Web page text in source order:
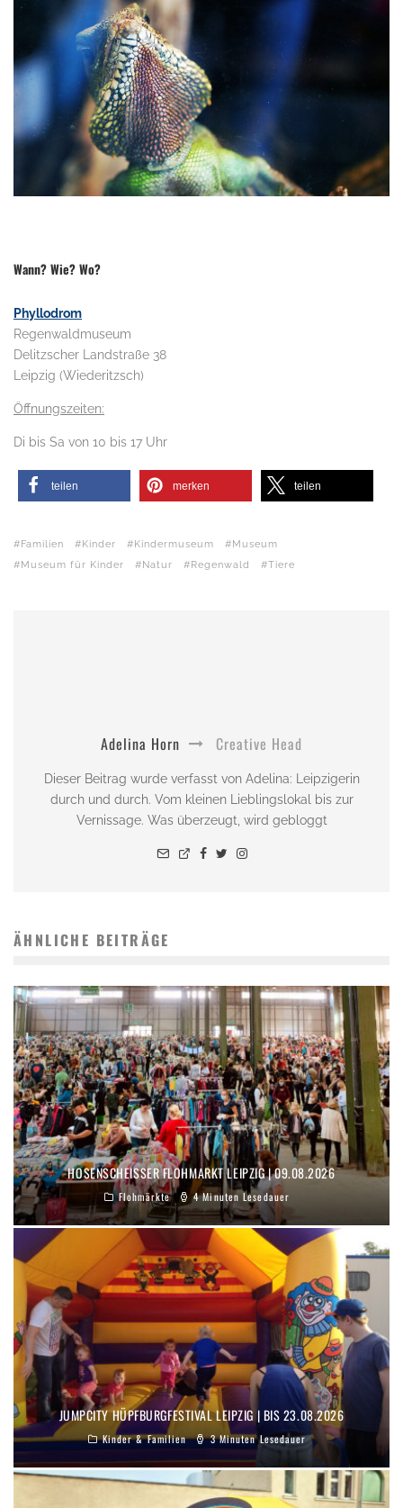
Wann? Wie? Wo?
Phyllodrom
Regenwaldmuseum
Delitzscher Landstraße 38
Leipzig (Wiederitzsch)
Öffnungszeiten:
Di bis Sa von 10 bis 17 Uhr
teilen merken teilen
Familien Kinder Kindermuseum
Museum
Museum für Kinder
Natur Regenwald Tiere
Adelina Horn Creative Head
Dieser Beitrag wurde verfasst von Adelina: Leipzigerin
durch und durch. Vom kleinen Lieblingslokal bis zur
Vernissage. Was überzeugt, wird gebloggt
ÄHNLICHE BEITRÄGE
HOSENSCHEISSER FLOHMARKT LEIPZIG | 09.08.2026
Flohmärkte 4 Minuten Lesedauer
JUMPCITY HÜPFBURGFESTIVAL LEIPZIG | BIS 23.08.2026
Kinder & Familien 3 Minuten Lesedauer